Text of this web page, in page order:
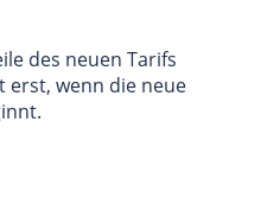
des neuen Tarifs
erst, wenn die neue